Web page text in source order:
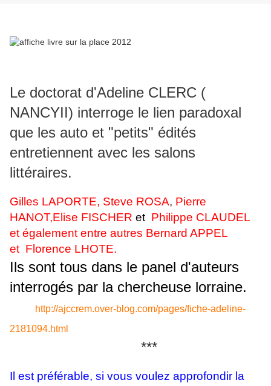
Le doctorat d'Adeline CLERC (
NANCYII) interroge le lien paradoxal
que les auto et "petits" édités
entretiennent avec les salons
littéraires.
Gilles LAPORTE, Steve ROSA, Pierre
HANOT,Elise FISCHER et Philippe CLAUDEL
et également entre autres Bernard APPEL
et Florence LHOTE.
Ils sont tous dans le panel d'auteurs
interrogés par la chercheuse lorraine.
http://ajccrem.over-blog.com/pages/fiche-adeline-
2181094.html
***
Il est préférable, si vous voulez approfondir la